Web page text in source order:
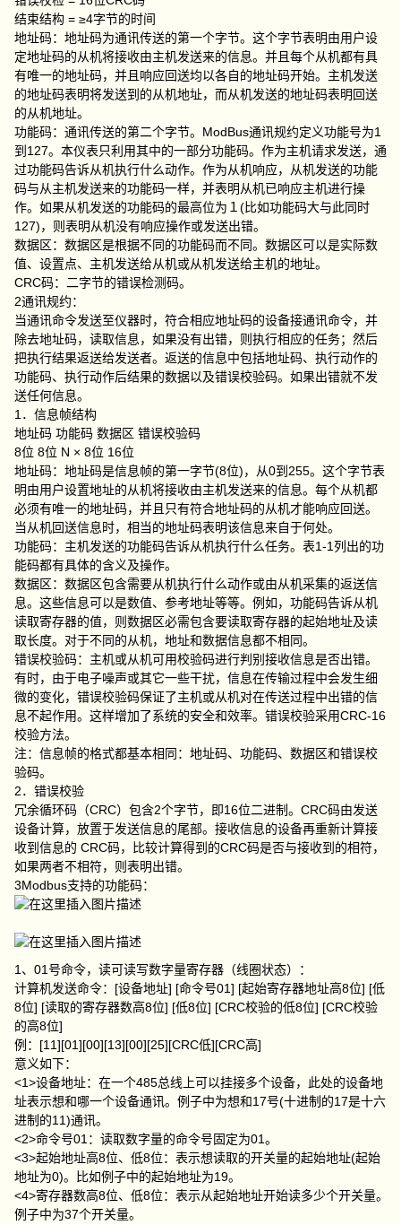
结束结构 = ≥4字节的时间
地址码：地址码为通讯传送的第一个字节。这个字节表明由用户设
定地址码的从机将接收由主机发送来的信息。并且每个从机都有具
有唯一的地址码，并且响应回送均以各自的地址码开始。主机发送
的地址码表明将发送到的从机地址，而从机发送的地址码表明回送
的从机地址。
功能码：通讯传送的第二个字节。ModBus通讯规约定义功能号为1
到127。本仪表只利用其中的一部分功能码。作为主机请求发送，通
过功能码告诉从机执行什么动作。作为从机响应，从机发送的功能
码与从主机发送来的功能码一样，并表明从机已响应主机进行操
作。如果从机发送的功能码的最高位为１(比如功能码大与此同时
127)，则表明从机没有响应操作或发送出错。
数据区：数据区是根据不同的功能码而不同。数据区可以是实际数
值、设置点、主机发送给从机或从机发送给主机的地址。
CRC码：二字节的错误检测码。
2通讯规约：
当通讯命令发送至仪器时，符合相应地址码的设备接通讯命令，并
除去地址码，读取信息，如果没有出错，则执行相应的任务；然后
把执行结果返送给发送者。返送的信息中包括地址码、执行动作的
功能码、执行动作后结果的数据以及错误校验码。如果出错就不发
送任何信息。
1．信息帧结构
地址码 功能码 数据区 错误校验码
8位 8位 N × 8位 16位
地址码：地址码是信息帧的第一字节(8位)，从0到255。这个字节表
明由用户设置地址的从机将接收由主机发送来的信息。每个从机都
必须有唯一的地址码，并且只有符合地址码的从机才能响应回送。
当从机回送信息时，相当的地址码表明该信息来自于何处。
功能码：主机发送的功能码告诉从机执行什么任务。表1-1列出的功
能码都有具体的含义及操作。
数据区：数据区包含需要从机执行什么动作或由从机采集的返送信
息。这些信息可以是数值、参考地址等等。例如，功能码告诉从机
读取寄存器的值，则数据区必需包含要读取寄存器的起始地址及读
取长度。对于不同的从机，地址和数据信息都不相同。
错误校验码：主机或从机可用校验码进行判别接收信息是否出错。
有时，由于电子噪声或其它一些干扰，信息在传输过程中会发生细
微的变化，错误校验码保证了主机或从机对在传送过程中出错的信
息不起作用。这样增加了系统的安全和效率。错误校验采用CRC-16
校验方法。
注：信息帧的格式都基本相同：地址码、功能码、数据区和错误校
验码。
2．错误校验
冗余循环码（CRC）包含2个字节，即16位二进制。CRC码由发送
设备计算，放置于发送信息的尾部。接收信息的设备再重新计算接
收到信息的 CRC码，比较计算得到的CRC码是否与接收到的相符，
如果两者不相符，则表明出错。
3Modbus支持的功能码：
1、01号命令，读可读写数字量寄存器（线圈状态）：
计算机发送命令：[设备地址] [命令号01] [起始寄存器地址高8位] [低
8位] [读取的寄存器数高8位] [低8位] [CRC校验的低8位] [CRC校验
的高8位]
例：[11][01][00][13][00][25][CRC低][CRC高]
意义如下：
<1>设备地址：在一个485总线上可以挂接多个设备，此处的设备地
址表示想和哪一个设备通讯。例子中为想和17号(十进制的17是十六
进制的11)通讯。
<2>命令号01：读取数字量的命令号固定为01。
<3>起始地址高8位、低8位：表示想读取的开关量的起始地址(起始
地址为0)。比如例子中的起始地址为19。
<4>寄存器数高8位、低8位：表示从起始地址开始读多少个开关量。
例子中为37个开关量。